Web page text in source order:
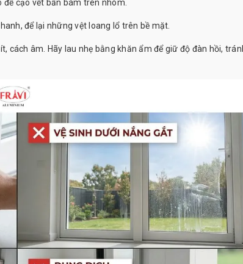
cạo vết bẩn bám trên nhôm.
để lại những vệt loang lổ trên bề mặt.
cách âm. Hãy lau nhẹ bằng khăn ẩm để giữ độ đàn hồi,